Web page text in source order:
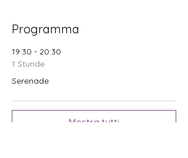
Programma
19:30 - 20:30
1 Stunde
Serenade
Mostra tutti